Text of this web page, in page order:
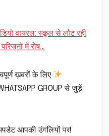
वायरल: स्कूल से लौट रही
में रोष…
ख़बरों के लिए
GROUP से जुड़ें
आपकी उंगलियों पर!